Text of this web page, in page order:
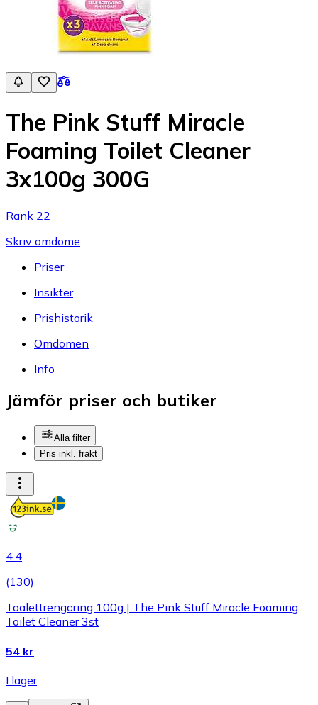
The Pink Stuff Miracle
Foaming Toilet Cleaner
3x100g 300G
Rank 22
Skriv omdöme
Priser
Insikter
Prishistorik
Omdömen
Info
Jämför priser och butiker
Alla filter
Pris inkl. frakt
4.4
(130)
Toalettrengöring 100g | The Pink Stuff Miracle Foaming
Toilet Cleaner 3st
54 kr
I lager